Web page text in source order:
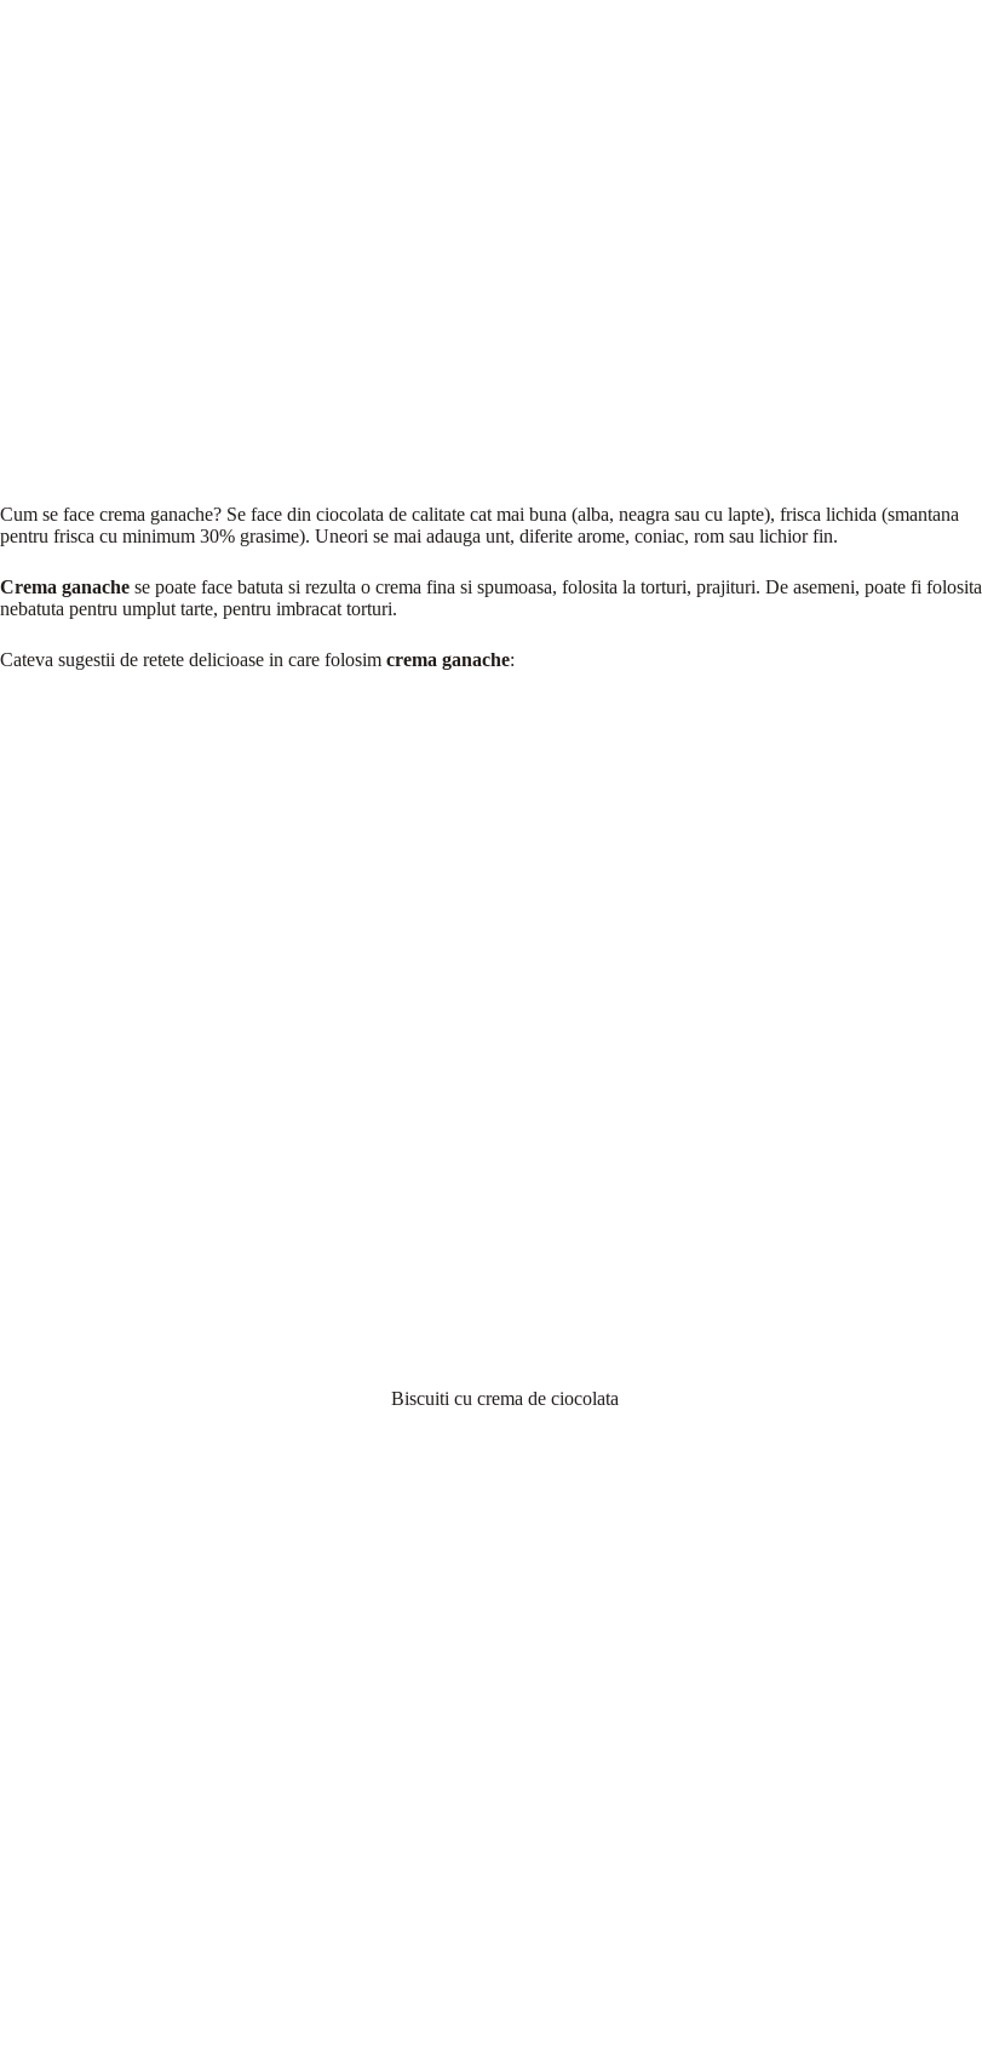
Cum se face crema ganache? Se face din ciocolata de calitate cat mai buna (alba, neagra sau cu lapte), frisca lichida (smantana
pentru frisca cu minimum 30% grasime). Uneori se mai adauga unt, diferite arome, coniac, rom sau lichior fin.
Crema ganache se poate face batuta si rezulta o crema fina si spumoasa, folosita la torturi, prajituri. De asemeni, poate fi folosita
nebatuta pentru umplut tarte, pentru imbracat torturi.
Cateva sugestii de retete delicioase in care folosim crema ganache:
Biscuiti cu crema de ciocolata